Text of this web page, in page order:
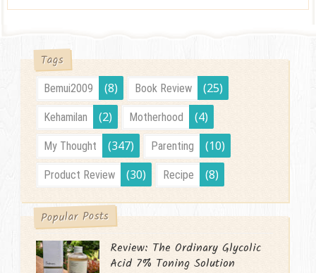
Tags
Bemui2009 (8) Book Review (25)
Kehamilan (2) Motherhood (4)
My Thought (347) Parenting (10)
Product Review (30) Recipe (8)
Popular Posts
Review: The Ordinary Glycolic
Acid 7% Toning Solution